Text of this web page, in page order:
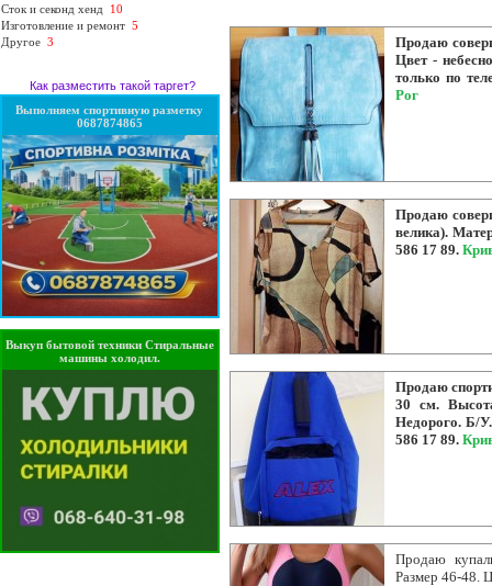
Сток и секонд хенд
10
Изготовление и ремонт 5
Другое 3
Как разместить такой таргет?
Выполняем спортивную разметку
0687874865
Выкуп бытовой техники Стиральные
машины холодил.
Продаю
Цвет -
только по
Рог
Продаю
велика).
586 17 89.
Продаю
30 см.
Недорого. Б/
586 17 89.
Продаю
Размер 46-48.